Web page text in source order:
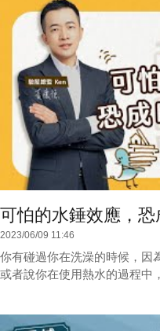
可怕的水錘效應，恐
2023/06/09 11:46
你有碰過你在洗澡的時候，因
或者說你在使用熱水的過程中